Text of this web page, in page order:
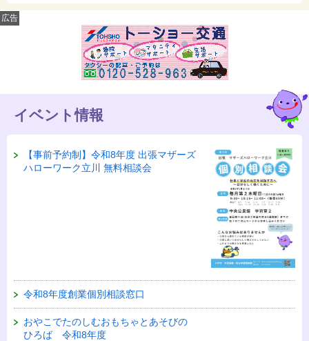
広告
イベント情報
【事前予約制】令和8年度 出張マザーズ
ハローワーク立川 無料相談会
令和8年度創業個別相談窓口
おやこでたのしむおもちゃとあそびの
ひろば 令和8年度